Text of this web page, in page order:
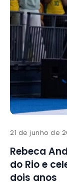
21 de junho de
Rebeca
do Rio e
dois anos